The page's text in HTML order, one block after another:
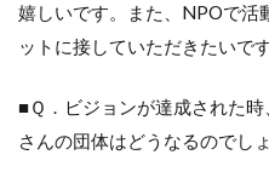
嬉しいです。また、NPOで活
ットに接していただきたいです
■Ｑ．ビジョンが達成された
さんの団体はどうなるのでし